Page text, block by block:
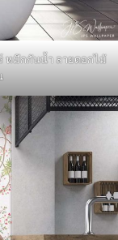
หมึกกันน้ำ ลายดอกไม้